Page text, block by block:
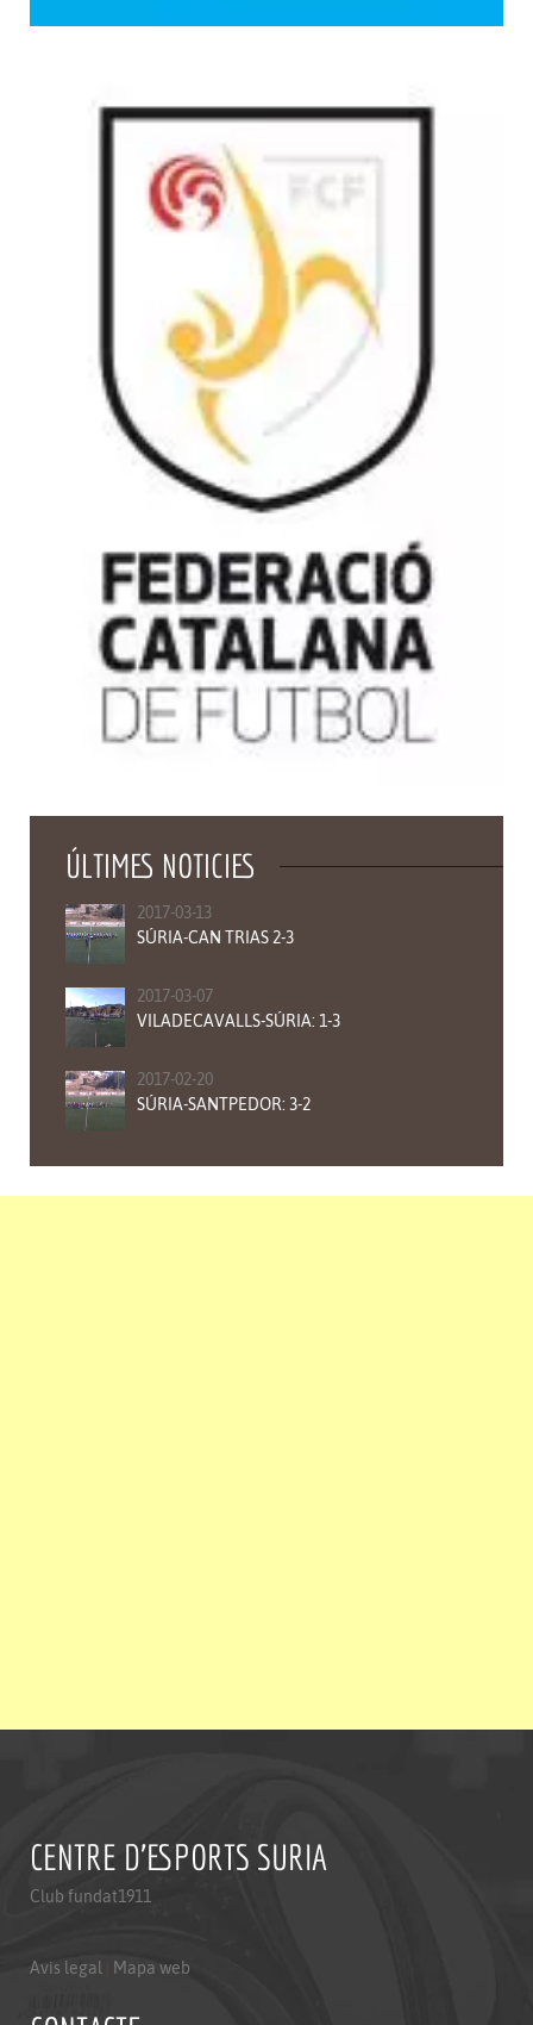
ÚLTIMES NOTICIES
2017-03-13
SÚRIA-CAN TRIAS 2-3
2017-03-07
VILADECAVALLS-SÚRIA: 1-3
2017-02-20
SÚRIA-SANTPEDOR: 3-2
CENTRE D'ESPORTS SURIA
Club fundat1911
Avis legal Mapa web